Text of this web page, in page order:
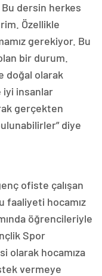
Bu dersin herkes
Özellikle
gerekiyor. Bu
bir durum.
doğal olarak
iyi insanlar
gerçekten
diye
ofiste çalışan
faaliyeti hocamız
öğrencileriyle
Spor
olarak hocamıza
vermeye